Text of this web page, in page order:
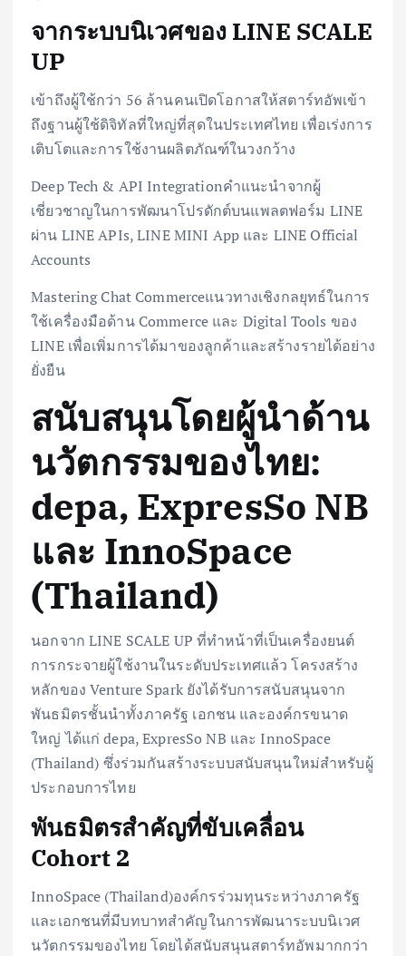
จากระบบนิเวศของ LINE SCALE
UP
เข้าถึงผู้ใช้กว่า 56 ล้านคนเปิดโอกาสให้สตาร์ทอัพเข้า
ถึงฐานผู้ใช้ดิจิทัลที่ใหญ่ที่สุดในประเทศไทย เพื่อเร่งการ
เติบโตและการใช้งานผลิตภัณฑ์ในวงกว้าง
Deep Tech & API Integrationคำแนะนำจากผู้
เชี่ยวชาญในการพัฒนาโปรดักต์บนแพลตฟอร์ม LINE
ผ่าน LINE APIs, LINE MINI App และ LINE Official
Accounts
Mastering Chat Commerceแนวทางเชิงกลยุทธ์ในการ
ใช้เครื่องมือด้าน Commerce และ Digital Tools ของ
LINE เพื่อเพิ่มการได้มาของลูกค้าและสร้างรายได้อย่าง
ยั่งยืน
สนับสนุนโดยผู้นำด้าน
นวัตกรรมของไทย:
depa, ExpresSo NB
และ InnoSpace
(Thailand)
นอกจาก LINE SCALE UP ที่ทำหน้าที่เป็นเครื่องยนต์
การกระจายผู้ใช้งานในระดับประเทศแล้ว โครงสร้าง
หลักของ Venture Spark ยังได้รับการสนับสนุนจาก
พันธมิตรชั้นนำทั้งภาครัฐ เอกชน และองค์กรขนาด
ใหญ่ ได้แก่ depa, ExpresSo NB และ InnoSpace
(Thailand) ซึ่งร่วมกันสร้างระบบสนับสนุนใหม่สำหรับผู้
ประกอบการไทย
พันธมิตรสำคัญที่ขับเคลื่อน
Cohort 2
InnoSpace (Thailand)องค์กรร่วมทุนระหว่างภาครัฐ
และเอกชนที่มีบทบาทสำคัญในการพัฒนาระบบนิเวศ
นวัตกรรมของไทย โดยได้สนับสนุนสตาร์ทอัพมากกว่า